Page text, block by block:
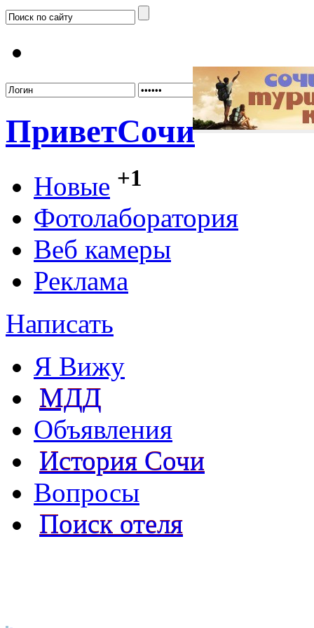
ПриветСочи
Новые +1
Фотолаборатория
Веб камеры
Реклама
Написать
Я Вижу
МДД
Объявления
История Сочи
Вопросы
Поиск отеля